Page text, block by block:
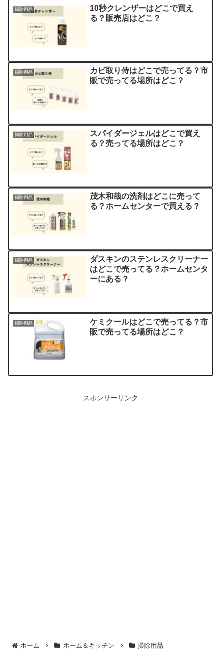
掃除用品
10秒クレンザーはどこで買え
る？販売店はどこ？
掃除用品
カビ取り侍はどこで売ってる？市
販で売ってる場所はどこ？
掃除用品
スパイダージェルはどこで買え
る？売ってる場所はどこ？
掃除用品
茂木和哉の洗剤はどこに売って
る？ホームセンターで買える？
掃除用品
ダスキンのステンレスクリーナー
はどこで売ってる？ホームセンタ
ーにある？
掃除用品
ケミクールはどこで売ってる？市
販で売ってる場所はどこ？
スポンサーリンク
ホーム ホーム＆キッチン 掃除用品